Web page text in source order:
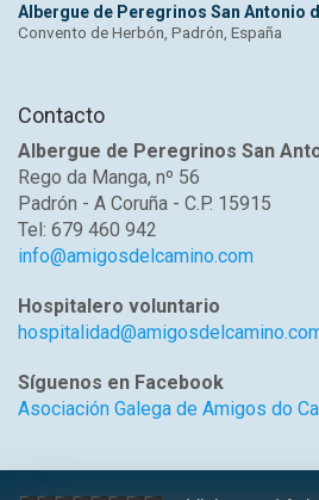
Albergue de Peregrinos San Antonio
Convento de Herbón, Padrón, España
Contacto
Albergue de Peregrinos San
Rego da Manga, nº 56
Padrón - A Coruña - C.P. 15915
Tel: 679 460 942
info@amigosdelcamino.com
Hospitalero voluntario
Síguenos en Facebook
Asociación Galega de Amigos do